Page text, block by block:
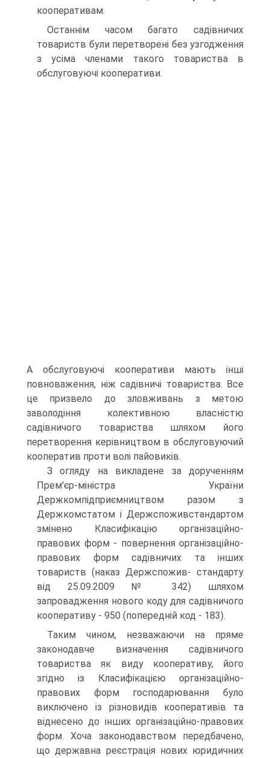
кооперативам.
Останнім часом багато садівничих
товариств були пере­творені без узгодження
з усіма членами такого товариства в
обслуговуючі кооперативи.
А обслуговуючі кооперативи ма­ють інші
повноваження, ніж садівничі товариства. Все
це призвело до зловживань з метою
заволодіння колективною власністю
садівничого товариства шляхом його
перетворен­ня керівництвом в обслуговуючий
кооператив проти волі пайовиків.
З огляду на викладене за дорученням
Прем'єр-міністра України
Держкомпідприємництвом разом з
Держкомстатом і Держспоживстандартом
змінено Класифікацію організа­ційно-
правових форм - повернення організаційно-
правових форм садівничих та інших
товариств (наказ Держспожив- стандарту
від 25.09.2009 № 342) шляхом
запровадження нового коду для садівничого
кооперативу - 950 (попередній код - 183).
Таким чином, незважаючи на пряме
законодавче ви­значення садівничого
товариства як виду кооперативу, його
згідно із Класифікацією організаційно-
правових форм гос­подарювання було
виключено із різновидів кооперативів та
віднесено до інших організаційно-правових
форм. Хоча за­конодавством передбачено,
що державна реєстрація нових юридичних